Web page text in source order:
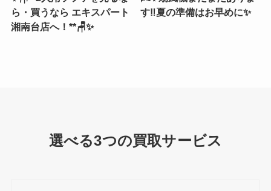
ら・買うなら エキスパート
湘南台店へ！**🪑✨
す‼️夏の準備はお早めに✨
選べる3つの買取サービス